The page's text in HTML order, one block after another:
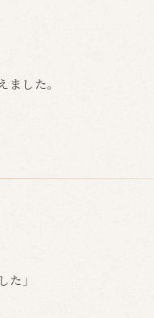
した。
た」